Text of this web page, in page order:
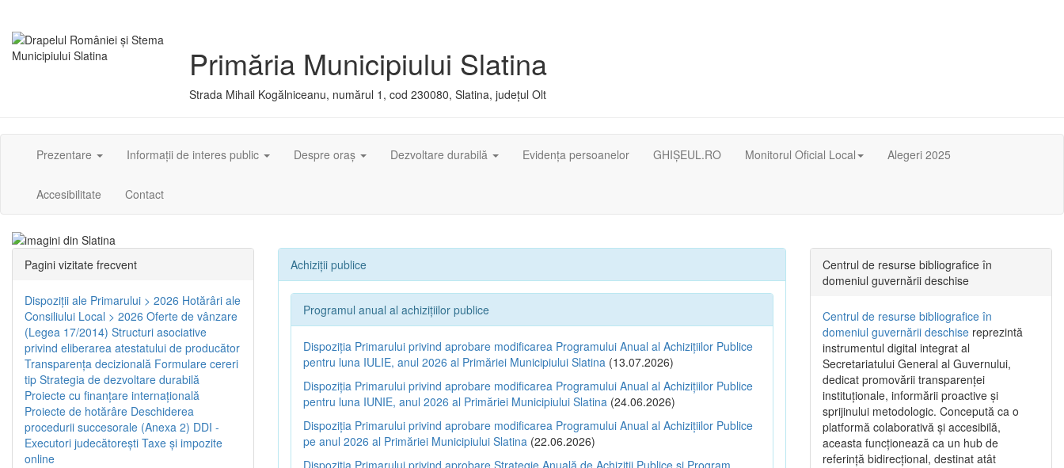
Primăria Municipiului Slatina
Strada Mihail Kogălniceanu, numărul 1, cod 230080, Slatina, județul Olt
Prezentare Informații de interes public Despre oraș Dezvoltare durabilă Evidența persoanelor GHIȘEUL.RO Monitorul Oficial Local Alegeri 2025
Accesibilitate Contact
Achiziții publice
Programul anual al achizițiilor publice
Dispoziția Primarului privind aprobare modificarea Programului Anual al Achizițiilor Publice
pentru luna IULIE, anul 2026 al Primăriei Municipiului Slatina (13.07.2026)
Dispoziția Primarului privind aprobare modificarea Programului Anual al Achizițiilor Publice
pentru luna IUNIE, anul 2026 al Primăriei Municipiului Slatina (24.06.2026)
Dispoziția Primarului privind aprobare modificarea Programului Anual al Achizițiilor Publice
pe anul 2026 al Primăriei Municipiului Slatina (22.06.2026)
Pagini vizitate frecvent
Dispoziţii ale Primarului > 2026 Hotărâri ale
Consiliului Local > 2026 Oferte de vânzare
(Legea 17/2014) Structuri asociative
privind eliberarea atestatului de producător
Transparenţa decizională Formulare cereri
tip Strategia de dezvoltare durabilă
Proiecte cu finanţare internaţională
Proiecte de hotărâre Deschiderea
procedurii succesorale (Anexa 2) DDI -
Executori judecătorești Taxe şi impozite
online
Centrul de resurse bibliografice în
domeniul guvernării deschise
Centrul de resurse bibliografice în
domeniul guvernării deschise reprezintă
instrumentul digital integrat al
Secretariatului General al Guvernului,
dedicat promovării transparenței
instituționale, informării proactive și
sprijinului metodologic. Concepută ca o
platformă colaborativă și accesibilă,
aceasta funcționează ca un hub de
referință bidirecțional, destinat atât